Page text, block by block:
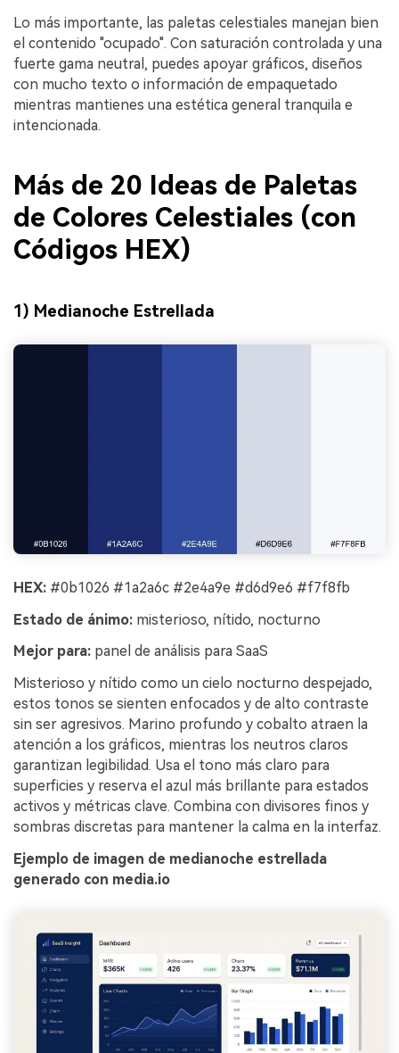
Lo más importante, las paletas celestiales manejan bien
el contenido "ocupado". Con saturación controlada y una
fuerte gama neutral, puedes apoyar gráficos, diseños
con mucho texto o información de empaquetado
mientras mantienes una estética general tranquila e
intencionada.
Más de 20 Ideas de Paletas
de Colores Celestiales (con
Códigos HEX)
1) Medianoche Estrellada
HEX: #0b1026 #1a2a6c #2e4a9e #d6d9e6 #f7f8fb
Estado de ánimo: misterioso, nítido, nocturno
Mejor para: panel de análisis para SaaS
Misterioso y nítido como un cielo nocturno despejado,
estos tonos se sienten enfocados y de alto contraste
sin ser agresivos. Marino profundo y cobalto atraen la
atención a los gráficos, mientras los neutros claros
garantizan legibilidad. Usa el tono más claro para
superficies y reserva el azul más brillante para estados
activos y métricas clave. Combina con divisores finos y
sombras discretas para mantener la calma en la interfaz.
Ejemplo de imagen de medianoche estrellada
generado con media.io